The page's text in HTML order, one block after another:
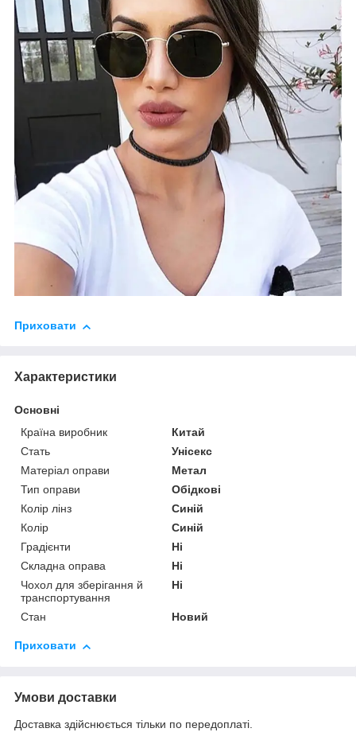
Приховати
Характеристики
Основні
Країна виробник
Китай
Стать
Унісекс
Матеріал оправи
Метал
Тип оправи
Обідкові
Колір лінз
Синій
Колір
Синій
Градієнти
Ні
Складна оправа
Ні
Чохол для зберігання й
транспортування
Ні
Стан Новий
Приховати
Умови доставки
Доставка здійснюється тільки по передоплаті.